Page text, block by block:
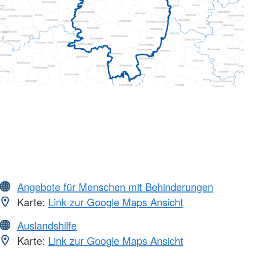
Angebote für Menschen mit Behinderungen
Karte: Link zur Google Maps Ansicht
Auslandshilfe
Karte: Link zur Google Maps Ansicht